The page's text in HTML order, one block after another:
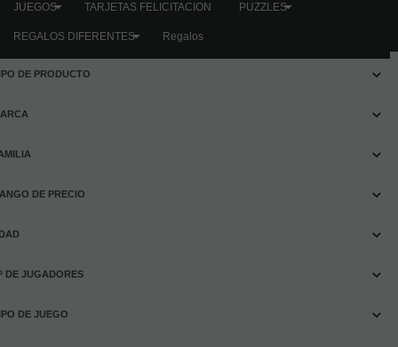
JUEGOS TARJETAS FELICITACION PUZZLES
REGALOS DIFERENTES Regalos
DE PRODUCTO
DE PRECIO
DE JUGADORES
DE JUEGO